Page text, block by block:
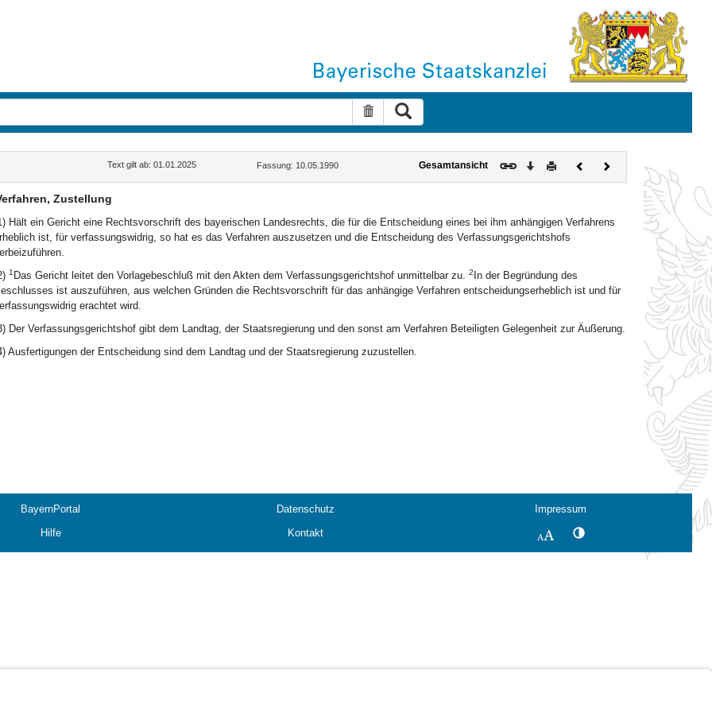
Suche zurücksetzen
Text gilt ab: 01.01.2025 Fassung: 10.05.1990 Gesamtansicht Download
DruckenVorherigesNächstes
Dokument
Zustellung
Hält ein Gericht eine Rechtsvorschrift des bayerischen Landesrechts, die für die Entscheidung eines bei ihm anhängigen Verfahrens
ist, für verfassungswidrig, so hat es das Verfahren auszusetzen und die Entscheidung des Verfassungsgerichtshofs
1 Das Gericht leitet den Vorlagebeschluß mit den Akten dem Verfassungsgerichtshof unmittelbar zu. 2 In der Begründung des
ist auszuführen, aus welchen Gründen die Rechtsvorschrift für das anhängige Verfahren entscheidungserheblich ist und für
erachtet wird.
Der Verfassungsgerichtshof gibt dem Landtag, der Staatsregierung und den sonst am Verfahren Beteiligten Gelegenheit zur Äußerung.
Ausfertigungen der Entscheidung sind dem Landtag und der Staatsregierung zuzustellen.
BayernPortal Datenschutz
Impressum
Hilfe Kontakt SchriftgrößeKontrastwechsel